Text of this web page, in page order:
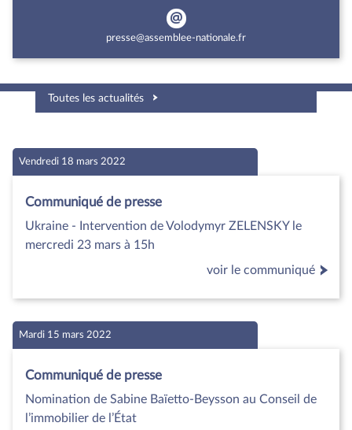
presse@assemblee-nationale.fr
Toutes les actualités
Vendredi 18 mars 2022
Communiqué de presse
Ukraine - Intervention de Volodymyr ZELENSKY le
mercredi 23 mars à 15h
voir le communiqué
Mardi 15 mars 2022
Communiqué de presse
Nomination de Sabine Baïetto-Beysson au Conseil de
l’immobilier de l’État